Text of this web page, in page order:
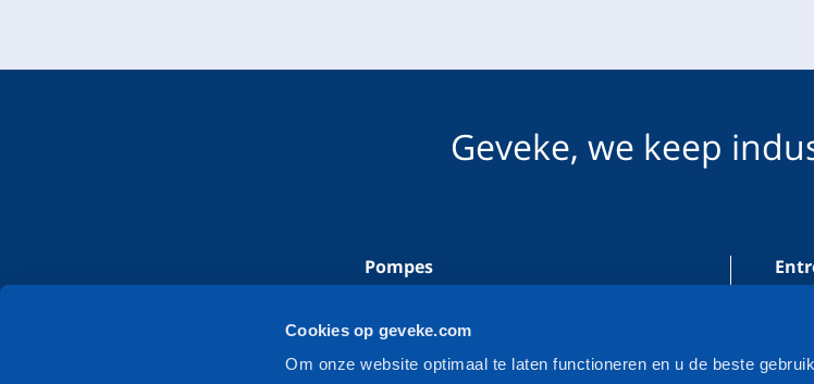
Cookies op geveke.com
Om onze website optimaal te laten functioneren en u de beste
Geveke, we keep
Pompes